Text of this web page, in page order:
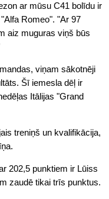
ar mūsu C41 bolīdu ir
Romeo". "Ar 97
aiz muguras viņš būs
viņam sākotnēji
Šī iemesla dēļ ir
Itālijas "Grand
treniņš un kvalifikācija,
202,5 punktiem ir Lūiss
zaudē tikai trīs punktus.